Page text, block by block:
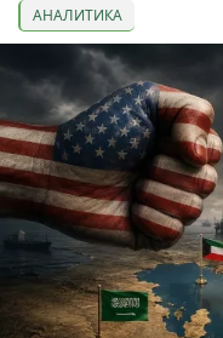
АНАЛИТИКА